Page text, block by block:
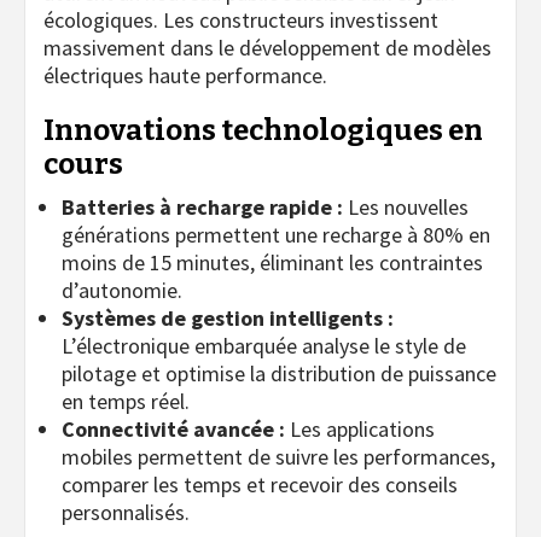
écologiques. Les constructeurs investissent
massivement dans le développement de modèles
électriques haute performance.
Innovations technologiques en
cours
Batteries à recharge rapide : Les nouvelles
générations permettent une recharge à 80% en
moins de 15 minutes, éliminant les contraintes
d’autonomie.
Systèmes de gestion intelligents :
L’électronique embarquée analyse le style de
pilotage et optimise la distribution de puissance
en temps réel.
Connectivité avancée : Les applications
mobiles permettent de suivre les performances,
comparer les temps et recevoir des conseils
personnalisés.